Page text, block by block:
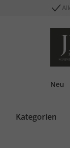
Neu
Kategorien